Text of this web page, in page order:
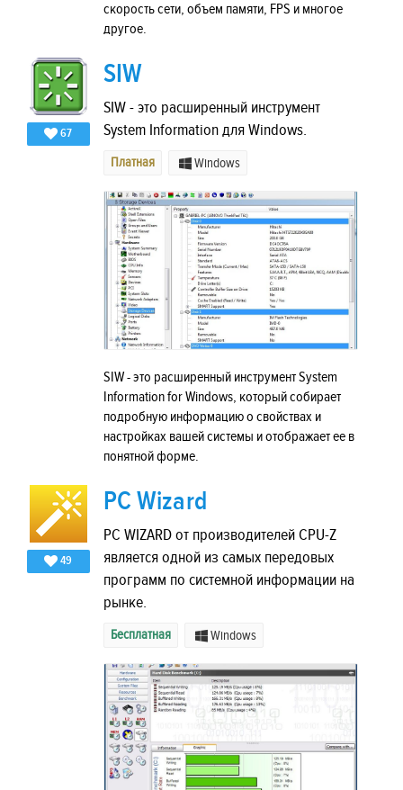
скорость сети, объем памяти, FPS и многое
другое.
67
SIW
SIW - это расширенный инструмент
System Information для Windows.
Платная Windows
SIW - это расширенный инструмент System
Information for Windows, который собирает
подробную информацию о свойствах и
настройках вашей системы и отображает ее в
понятной форме.
49
PC Wizard
PC WIZARD от производителей CPU-Z
является одной из самых передовых
программ по системной информации на
рынке.
Бесплатная Windows